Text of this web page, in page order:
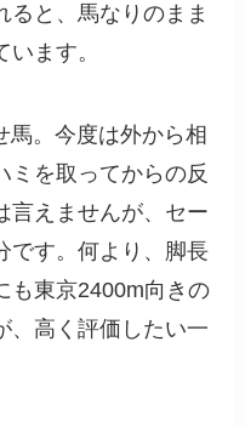
ると、馬なりのまま
ます。
馬。今度は外から相
ミを取ってからの反
言えませんが、セー
です。何より、脚長
も東京2400m向きの
、高く評価したい一